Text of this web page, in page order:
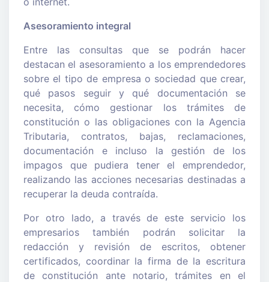
Asesoramiento integral
Entre las consultas que se podrán hacer
destacan el asesoramiento a los emprendedores
sobre el tipo de empresa o sociedad que crear,
qué pasos seguir y qué documentación se
necesita, cómo gestionar los trámites de
constitución o las obligaciones con la Agencia
Tributaria, contratos, bajas, reclamaciones,
documentación e incluso la gestión de los
impagos que pudiera tener el emprendedor,
realizando las acciones necesarias destinadas a
recuperar la deuda contraída.
Por otro lado, a través de este servicio los
empresarios también podrán solicitar la
redacción y revisión de escritos, obtener
certificados, coordinar la firma de la escritura
de constitución ante notario, trámites en el